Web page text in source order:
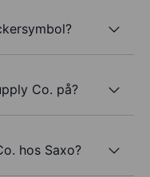
Co. på?
hos Saxo?